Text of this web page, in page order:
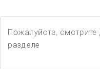
Пожалуйста,
разделе